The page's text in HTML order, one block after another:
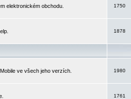
elektronickém obchodu.
1750
1878
ve všech jeho verzích.
1980
1761